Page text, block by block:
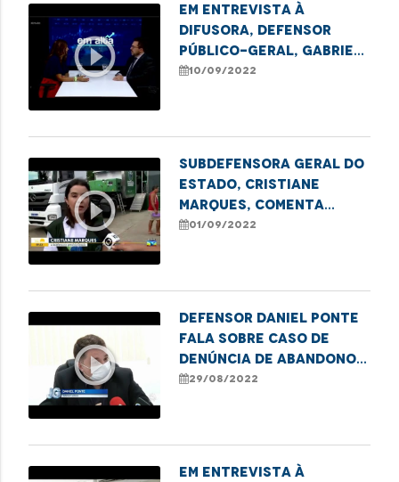
play_circle_outline
Em entrevista à
Difusora, defensor
público-geral, Gabriel
Furtado, fala sobre
10/09/2022
play_circle_outline
Subdefensora Geral do
Estado, Cristiane
Marques, comenta
sobre a ação da
01/09/2022
play_circle_outline
Defensor Daniel Ponte
fala sobre caso de
denúncia de abandono e
sequestro em Caxias
29/08/2022
Em entrevista à